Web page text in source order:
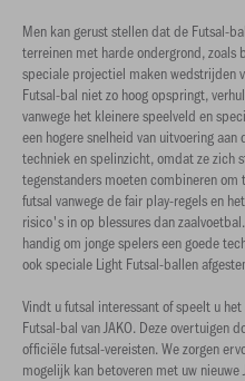
Men kan gerust stellen dat de Futsal-
terreinen met harde ondergrond, zoals
speciale projectiel maken wedstrijden
Futsal-bal niet zo hoog opspringt,
vanwege het kleinere speelveld en
een hogere snelheid van uitvoering
techniek en spelinzicht, omdat ze zich
tegenstanders moeten combineren
futsal vanwege de fair play-regels en
risico's in op blessures dan
handig om jonge spelers een goede
ook speciale Light Futsal-ballen
Vindt u futsal interessant of speelt u
Futsal-bal van JAKO. Deze overtuigen
officiële futsal-vereisten. We zorgen
mogelijk kan betoveren met uw nieuwe